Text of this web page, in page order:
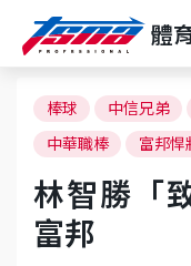
體
棒球 中信兄弟
中華職棒
富邦悍
林智勝「
富邦